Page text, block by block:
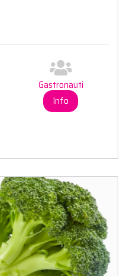
Gastronauti
Info